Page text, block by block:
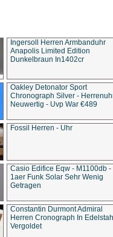
Ingersoll Herren Armbanduhr
Anapolis Limited Edition
Dunkelbraun In1402cr
Oakley Detonator Sport
Chronograph Silver -
Neuwertig - Uvp War €489
Fossil Herren - Uhr
Casio Edifice Eqw - M1100db -
1aer Funk Solar Sehr Wenig
Getragen
Constantin Durmont Admiral
Herren Cronograph In Edelstahl
Vergoldet